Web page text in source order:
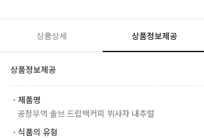
상품상세 상품정보제공
상품정보제공
ㆍ제품명
공정무역 솔브 드립백커피 뷔샤자 내추럴
ㆍ식품의 유형